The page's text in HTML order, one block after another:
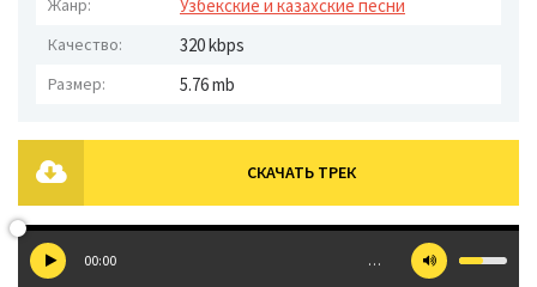
Жанр: Узбекские и казахские песни
Качество: 320 kbps
Размер: 5.76 mb
СКАЧАТЬ ТРЕК
00:00 …